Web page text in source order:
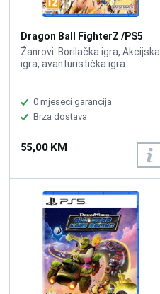
Dragon Ball FighterZ /PS5
Žanrovi: Borilačka igra, Akcijska
igra, avanturistička igra
0 mjeseci garancija
Brza dostava
55,00 KM